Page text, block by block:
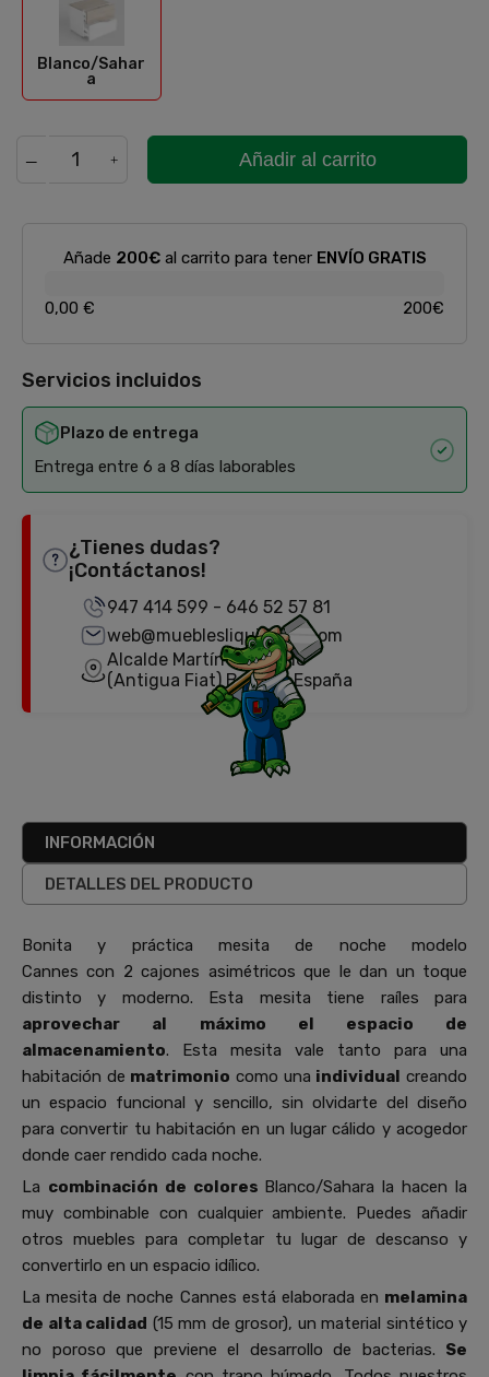
Blanco/Sahar
a
Añadir al carrito
Añade 200€al carrito para tener ENVÍO GRATIS
0,00 € 200€
Servicios incluidos
Plazo de entrega
Entrega entre 6 a 8 días laborables
¿Tienes dudas?
¡Contáctanos!
947 414 599 - 646 52 57 81
web@mueblesliquidator.com
Alcalde Martín Cobos, 18
(Antigua Fiat) Burgos, España
INFORMACIÓN
DETALLES DEL PRODUCTO
Bonita y práctica mesita de noche modelo
Cannes con 2 cajones asimétricos que le dan un toque
distinto y moderno. Esta mesita tiene raíles para
aprovechar al
máximo el espacio de
almacenamiento. Esta mesita vale tanto para una
habitación de matrimonio como una individual creando
un espacio funcional y sencillo, sin olvidarte del diseño
para convertir tu habitación en un lugar cálido y acogedor
donde caer rendido cada noche.
La combinación de colores Blanco/Sahara la hacen la
muy combinable con cualquier ambiente.
Puedes añadir
otros muebles para completar tu lugar de descanso y
convertirlo en un espacio idílico.
La mesita de noche Cannes está elaborada en melamina
de alta calidad (15 mm de grosor), un material sintético y
no poroso que previene el desarrollo de bacterias. Se